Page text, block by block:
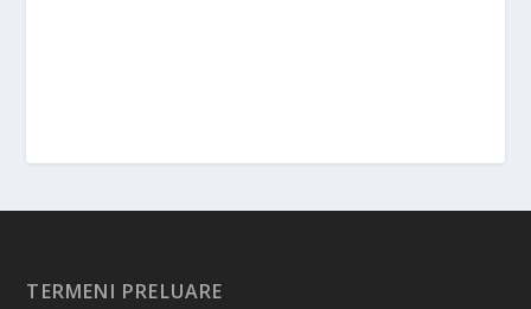
TERMENI PRELUARE